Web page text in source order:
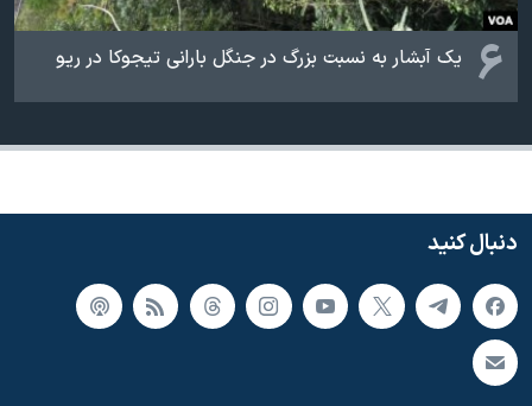
۶ یک آبشار به نسبت بزرگ در جنگل بارانی تیجوکا در ریو
دنبال کنید